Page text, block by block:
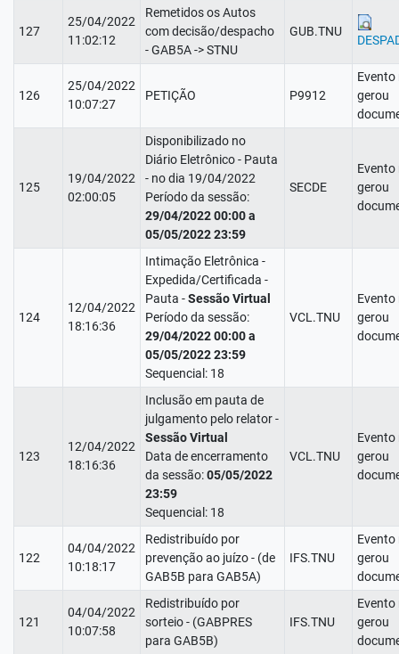
127
25/04/2022
11:02:12
Remetidos os Autos
com decisão/despacho
- GAB5A -> STNU
GUB.TNU
126
25/04/2022
10:07:27
PETIÇÃO P9912
Evento
gerou
125
19/04/2022
02:00:05
Disponibilizado no
Diário Eletrônico - Pauta
- no dia 19/04/2022
Período da sessão:
29/04/2022 00:00 a
05/05/2022 23:59
SECDE
Evento
gerou
124
12/04/2022
18:16:36
Intimação Eletrônica -
Expedida/Certificada -
Pauta -Sessão Virtual
Período da sessão:
29/04/2022 00:00 a
05/05/2022 23:59
Sequencial: 18
VCL.TNU
Evento
gerou
123
12/04/2022
18:16:36
Inclusão em pauta de
julgamento pelo relator -
Sessão Virtual
Data de encerramento
da sessão:05/05/2022
23:59
Sequencial: 18
VCL.TNU
Evento
gerou
122
04/04/2022
10:18:17
Redistribuído por
prevenção ao juízo - (de
GAB5B para GAB5A)
IFS.TNU
Evento
gerou
121
04/04/2022
10:07:58
Redistribuído por
sorteio - (GABPRES
para GAB5B)
IFS.TNU
Evento
gerou